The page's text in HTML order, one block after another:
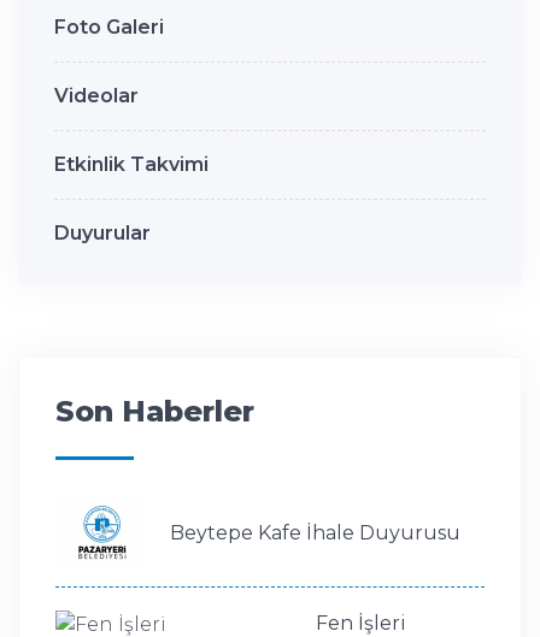
Foto Galeri
Videolar
Etkinlik Takvimi
Duyurular
Son Haberler
Beytepe Kafe İhale Duyurusu
Fen İşleri